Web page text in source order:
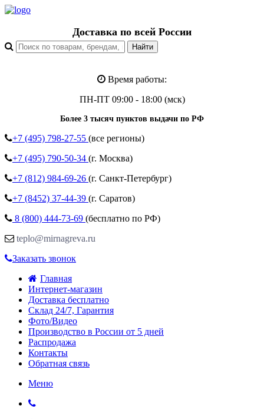
Доставка по всей России
Время работы:
ПН-ПТ 09:00 - 18:00 (мск)
Более 3 тысяч пунктов выдачи по РФ
+7 (495) 798-27-55 (все регионы)
+7 (495) 790-50-34 (г. Москва)
+7 (812) 984-69-26 (г. Санкт-Петербург)
+7 (8452) 37-44-39 (г. Саратов)
8 (800) 444-73-69 (бесплатно по РФ)
teplo@mirnagreva.ru
Заказать звонок
Главная
Интернет-магазин
Доставка бесплатно
Склад 24/7, Гарантия
Фото/Видео
Производство в России от 5 дней
Распродажа
Контакты
Обратная связь
Меню